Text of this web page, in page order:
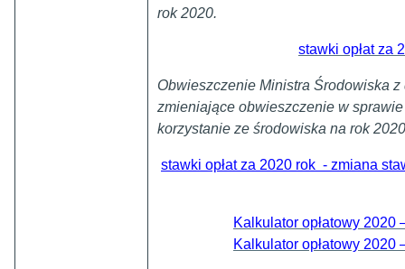
rok 2020.
stawki opłat za
Obwieszczenie Ministra Środowiska
zmieniające obwieszczenie w
korzystanie ze środowiska na rok
stawki opłat za 2020 rok - zmiana
Kalkulator opłatowy 2020
Kalkulator opłatowy 2020